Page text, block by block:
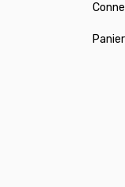
Panier